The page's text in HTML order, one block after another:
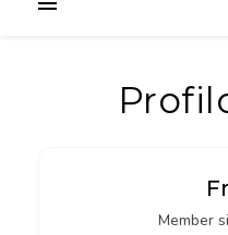
Member